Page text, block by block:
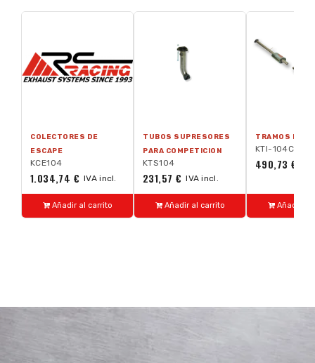
COLECTORES DE
ESCAPE
KCE104
1.034,74 € IVA incl.
Añadir al carrito
TUBOS SUPRESORES
PARA COMPETICION
KTS104
231,57 € IVA incl.
Añadir al carrito
TRAMOS
KTI-104C
490,73 €
Añadir al